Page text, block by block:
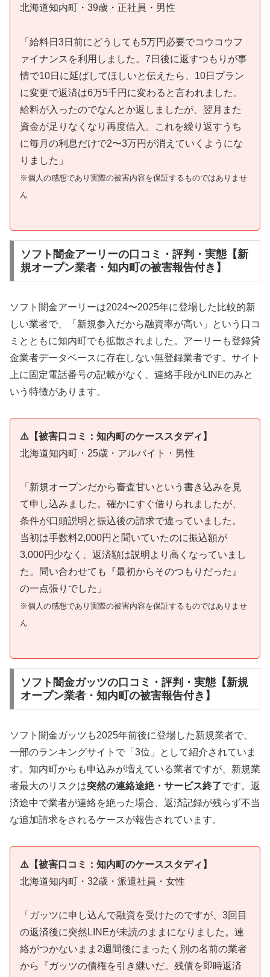
北海道知内町・39歳・正社員・男性
「給料日3日前にどうしても5万円必要でコウコウフ
ァイナンスを利用しました。7日後に返すつもりが事
情で10日に延ばしてほしいと伝えたら、10日プラン
に変更で返済は6万5千円に変わると言われました。
給料が入ったのでなんとか返しましたが、翌月また
資金が足りなくなり再度借入。これを繰り返すうち
に毎月の利息だけで2〜3万円が消えていくようにな
りました」
※個人の感想であり実際の被害内容を保証するものではありませ
ん
ソフト闇金アーリーの口コミ・評判・実態【新
規オープン業者・知内町の被害報告付き】
ソフト闇金アーリーは2024〜2025年に登場した比較的新
しい業者で、「新規参入だから融資率が高い」という口コ
ミとともに知内町でも拡散されました。アーリーも登録貸
金業者データベースに存在しない無登録業者です。サイト
上に固定電話番号の記載がなく、連絡手段がLINEのみと
いう特徴があります。
⚠️【被害口コミ：知内町のケーススタディ】
北海道知内町・25歳・アルバイト・男性
「新規オープンだから審査甘いという書き込みを見
て申し込みました。確かにすぐ借りられましたが、
条件が口頭説明と振込後の請求で違っていました。
当初は手数料2,000円と聞いていたのに振込額が
3,000円少なく、返済額は説明より高くなっていまし
た。問い合わせても『最初からそのつもりだった』
の一点張りでした」
※個人の感想であり実際の被害内容を保証するものではありませ
ん
ソフト闇金ガッツの口コミ・評判・実態【新規
オープン業者・知内町の被害報告付き】
ソフト闇金ガッツも2025年前後に登場した新規業者で、
一部のランキングサイトで「3位」として紹介されていま
す。知内町からも申込みが増えている業者ですが、新規業
者最大のリスクは突然の連絡途絶・サービス終了です。返
済途中で業者が連絡を絶った場合、返済記録が残らず不当
な追加請求をされるケースが報告されています。
⚠️【被害口コミ：知内町のケーススタディ】
北海道知内町・32歳・派遣社員・女性
「ガッツに申し込んで融資を受けたのですが、3回目
の返済後に突然LINEが未読のままになりました。連
絡がつかないまま2週間後にまったく別の名前の業者
から『ガッツの債権を引き継いだ。残債を即時返済